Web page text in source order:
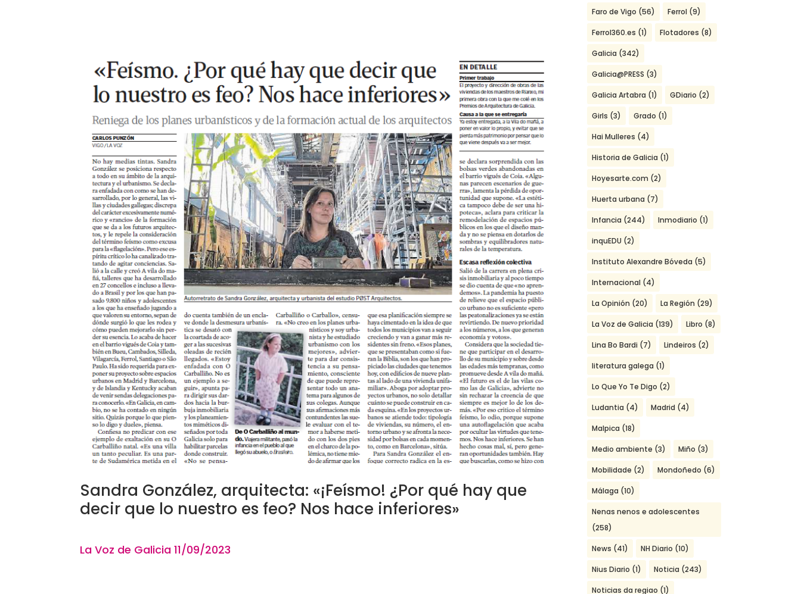
Sandra González, arquitecta: «¡Feísmo! ¿Por qué hay que
decir que lo nuestro es feo? Nos hace inferiores»
La Voz de Galicia 11/09/2023
Faro de Vigo (56) Ferrol (9)
Ferrol360.es (1) Flotadores (8)
Galicia (342)
Galicia@PRESS (3)
Galicia Artabra (1) GDiario (2)
Girls (3) Grado (1)
Hai Mulleres (4)
Historia de Galicia (1)
Hoyesarte.com (2)
Huerta urbana (7)
Infancia (244) Inmodiario (1)
inquEDU (2)
Instituto Alexandre Bóveda (5)
Internacional (4)
La Opinión (20) La Región (29)
La Voz de Galicia (139) Libro (8)
Lina Bo Bardi (7) Lindeiros (2)
literatura galega (1)
Lo Que Yo Te Digo (2)
Ludantia (4) Madrid (4)
Malpica (18)
Medio ambiente (3) Miño (3)
Mobilidade (2) Mondoñedo (6)
Málaga (10)
Nenas nenos e adolescentes
(258)
News (41) NH Diario (10)
Nius Diario (1) Noticia (243)
Noticias da regiao (1)